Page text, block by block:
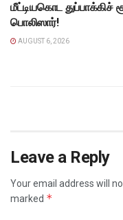
மீட்டியகொட துப்பாக்கிச்
பொலிஸார்!
AUGUST 6, 2026
Leave a Reply
Your email address will
marked *